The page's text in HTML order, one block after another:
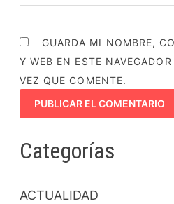
GUARDA MI NOMBRE,
Y WEB EN ESTE
VEZ QUE COMENTE.
Categorías
ACTUALIDAD